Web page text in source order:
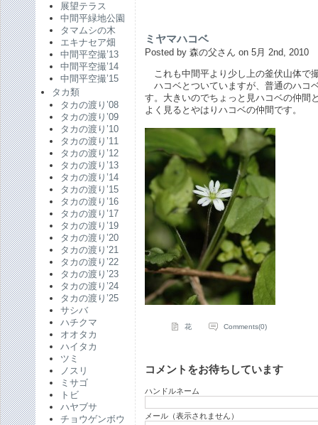
展望テラス
中間平緑地公園
タマムシの木
エキナセア畑
中間平空撮’13
中間平空撮’14
中間平空撮’15
タカ類
タカの渡り’08
タカの渡り’09
タカの渡り’10
タカの渡り’11
タカの渡り’12
タカの渡り’13
タカの渡り’14
タカの渡り’15
タカの渡り’16
タカの渡り’17
タカの渡り’19
タカの渡り’20
タカの渡り’21
タカの渡り’22
タカの渡り’23
タカの渡り’24
タカの渡り’25
サシバ
ハチクマ
オオタカ
ハイタカ
ツミ
ノスリ
ミサゴ
トビ
ハヤブサ
チョウゲンボウ
ミヤマハコベ
Posted by 森の父さん on 5月 2nd, 2010
これも中間平より少し上の釜伏山体で
ハコベとついていますが、普通のハコ
す。大きいのでちょっと見ハコベの仲間
よく見るとやはりハコベの仲間です。
花 Comments(0)
コメントをお待ちしています
ハンドルネーム
メール（表示されません）